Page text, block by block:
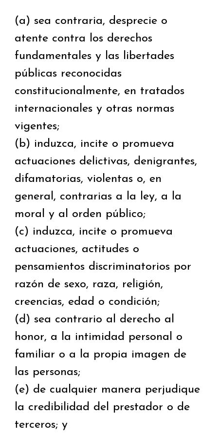
(a) sea contraria, desprecie o
atente contra los derechos
fundamentales y las libertades
públicas reconocidas
constitucionalmente, en tratados
internacionales y otras normas
vigentes;
(b) induzca, incite o promueva
actuaciones delictivas, denigrantes,
difamatorias, violentas o, en
general, contrarias a la ley, a la
moral y al orden público;
(c) induzca, incite o promueva
actuaciones, actitudes o
pensamientos discriminatorios por
razón de sexo, raza, religión,
creencias, edad o condición;
(d) sea contrario al derecho al
honor, a la intimidad personal o
familiar o a la propia imagen de
las personas;
(e) de cualquier manera perjudique
la credibilidad del prestador o de
terceros; y